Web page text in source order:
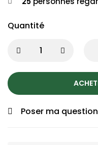
Quantité
Poser ma question